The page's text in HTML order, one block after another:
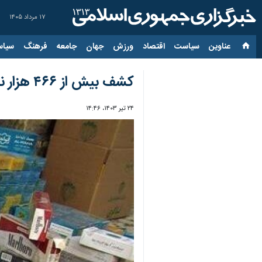
۱۷ مرداد ۱۴۰۵
عناوین‌ سیاست اقتصاد ورزش جهان جامعه فرهنگ
کشف بیش از ۴۶۶ هزار نخ سیگار قاچاق در طبس
۲۴ تیر ۱۴۰۳، ۱۴:۴۶